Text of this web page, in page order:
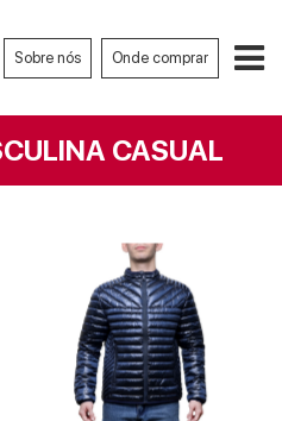
Sobre nós Onde comprar
CASUAL
VER MAIS